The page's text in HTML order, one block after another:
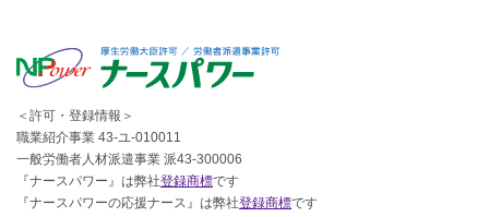
＜許可・登録情報＞
職業紹介事業 43-ユ-010011
一般労働者人材派遣事業 派43-300006
『ナースパワー』は弊社登録商標です
『ナースパワーの応援ナース』は弊社登録商標です